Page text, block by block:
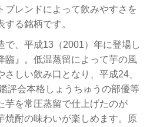
ブレンドによって飲みやすさを
る銘柄です。
、平成13（2001）年に登場し
臨』。低温蒸留によって芋の風
しい飲み口となり、平成24、
評会本格しょうちゅうの部優等
芋を常圧蒸留で仕上げたのが
焼酎の味わいが楽しめます。原